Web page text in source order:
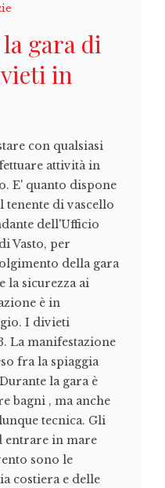
la gara di
in
con qualsiasi
attività in
E' quanto dispone
tenente di vascello
dell'Ufficio
Vasto, per
della gara
la sicurezza ai
è in
I divieti
La manifestazione
fra la spiaggia
la gara è
bagni , ma anche
tecnica. Gli
entrare in mare
sono le
costiera e delle